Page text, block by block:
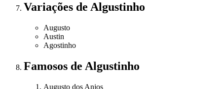
Variações de Algustinho
Augusto
Austin
Agostinho
Famosos de Algustinho
Augusto dos Anjos